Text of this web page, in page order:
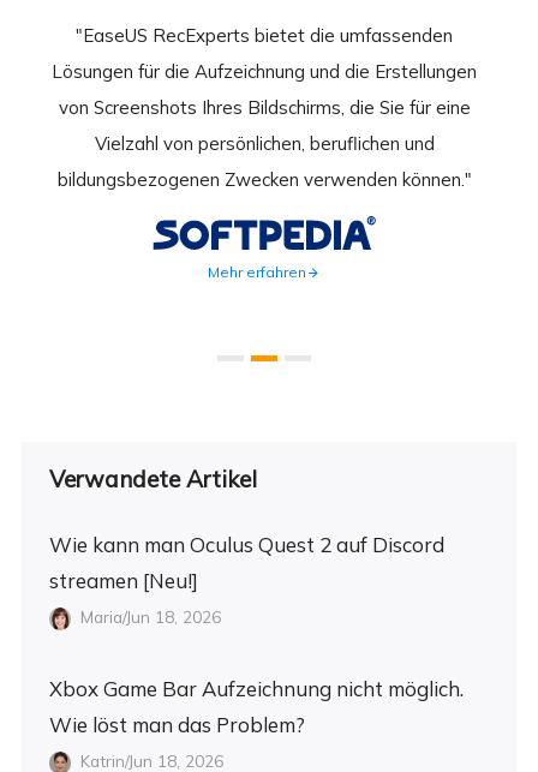
"EaseUS RecExperts bietet die umfassenden
Lösungen für die Aufzeichnung und die Erstellungen
von Screenshots Ihres Bildschirms, die Sie für eine
Vielzahl von persönlichen, beruflichen und
bildungsbezogenen Zwecken verwenden können."
Mehr erfahren
Verwandete Artikel
Wie kann man Oculus Quest 2 auf Discord
streamen [Neu!]
Maria/Jun 18, 2026
Xbox Game Bar Aufzeichnung nicht möglich.
Wie löst man das Problem?
Katrin/Jun 18, 2026